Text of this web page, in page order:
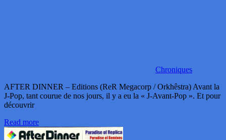
Chroniques
AFTER DINNER – Editions (ReR Megacorp / Orkhêstra) Avant la
J-Pop, tant courue de nos jours, il y a eu la « J-Avant-Pop ». Et pour
découvrir
Read more